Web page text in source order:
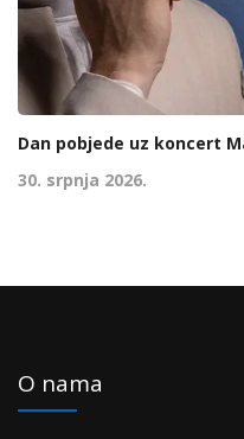
Dan pobjede uz koncert
30. srpnja 2026.
O nama